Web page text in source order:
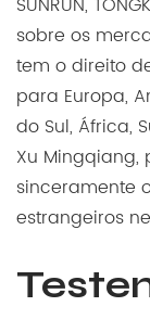
sobre os
tem o direito
para Europa,
do Sul, África,
Xu
sinceramente
estrangeiros